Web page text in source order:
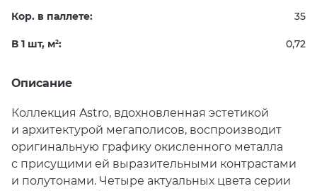
Кор. в паллете: 35
В 1 шт, м2: 0,72
Описание
Коллекция Astro, вдохновленная эстетикой
и архитектурой мегаполисов, воспроизводит
оригинальную графику окисленного металла
с присущими ей выразительными контрастами
и полутонами. Четыре актуальных цвета серии